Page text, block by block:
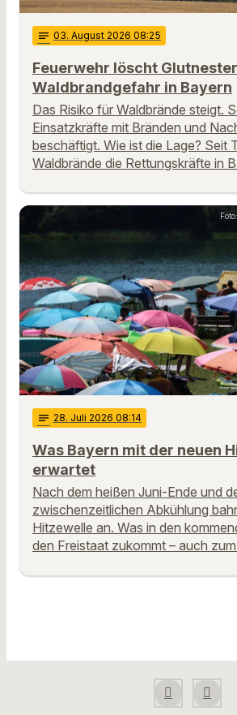
notes 03. August 2026 08:25
Feuerwehr löscht
Waldbrandgefahr in Bayern
Das Risiko für Waldbrände steigt.
Einsatzkräfte mit Bränden und
beschäftigt. Wie ist die Lage? Seit
Waldbrände die Rettungskräfte in
notes 28. Juli 2026 08:14
Was Bayern mit der neuen
erwartet
Nach dem heißen Juni-Ende und
zwischenzeitlichen Abkühlung
Hitzewelle an. Was in den
den Freistaat zukommt – auch